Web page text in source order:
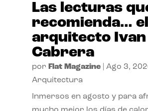
Las lecturas
recomienda… el
arquitecto Ivan
Cabrera
por Flat Magazine| Ago 3,
Arquitectura
Inmersos en agosto y para